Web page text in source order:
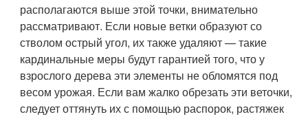
располагаются выше этой точки, внимательно
рассматривают. Если новые ветки образуют со
стволом острый угол, их также удаляют — такие
кардинальные меры будут гарантией того, что у
взрослого дерева эти элементы не обломятся под
весом урожая. Если вам жалко обрезать эти веточки,
следует оттянуть их с помощью распорок, растяжек